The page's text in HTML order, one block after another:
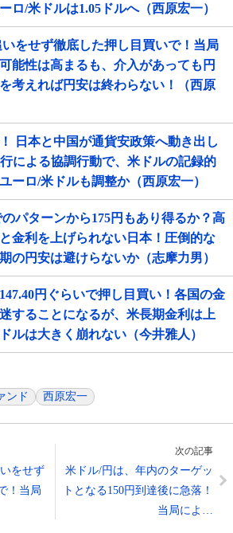
ロ/米ドルは1.05ドルへ（西原宏一）
をせず徹底した押し目買いで！当局
能性は高まるも、介入があっても円
考えれば円安は終わらない！（西原
日本と中国が通貨安政策へ動き出し
による協調行動で、米ドルの記録的
ーロ/米ドルも調整か（西原宏一）
パターンから175円もあり得るか？高
金利を上げられない日本！圧倒的な
の円安は避けらないか（志摩力男）
円ぐらいで押し目買い！各国の金
することになるが、米長期金利は上
ルは大きく崩れない（今井雅人）
ンド 西原宏一
をせず
！当局
次の記事
米ドル/円は、年内のターゲッ
トとなる150円到達後に急落！
当局によ…